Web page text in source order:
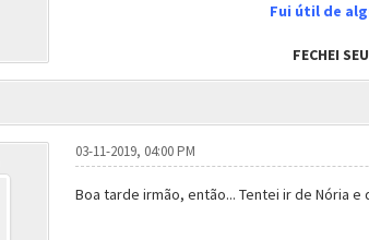
Fui útil de
FECHEI
03-11-2019, 04:00 PM
Boa tarde irmão, então... Tentei ir de Nória